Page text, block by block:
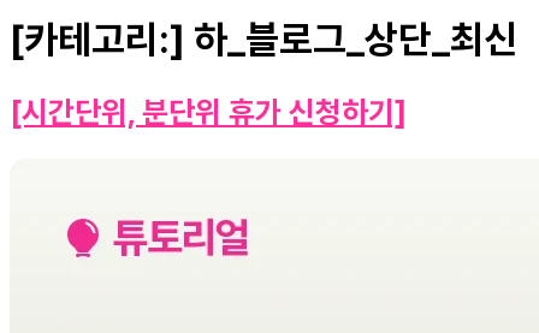
[카테고리:] 하_블로그_상단_최신
[시간단위, 분단위 휴가 신청하기]